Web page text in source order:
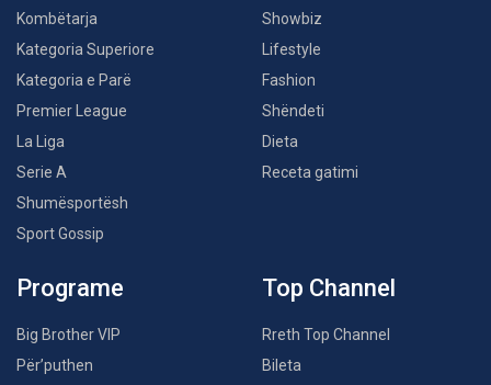
Kombëtarja
Kategoria Superiore
Kategoria e Parë
Premier League
La Liga
Serie A
Shumësportësh
Sport Gossip
Showbiz
Lifestyle
Fashion
Shëndeti
Dieta
Receta gatimi
Programe
Big Brother VIP
Për’puthen
Top Channel
Rreth Top Channel
Bileta